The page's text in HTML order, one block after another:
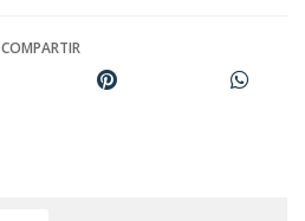
COMPARTIR